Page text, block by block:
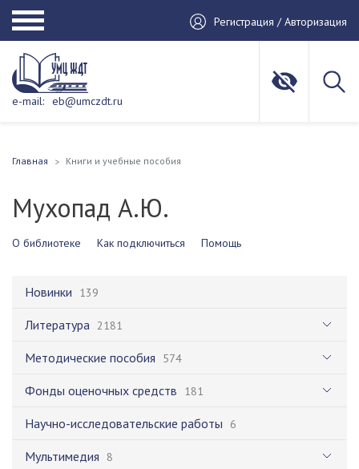
Регистрация / Авторизация
e-mail: eb@umczdt.ru
Главная Книги и учебные пособия
Мухопад А.Ю.
О библиотеке Как подключиться Помощь
Новинки 139
Литература 2181
Методические пособия 574
Фонды оценочных средств 181
Научно-исследовательские работы 6
Мультимедия 8